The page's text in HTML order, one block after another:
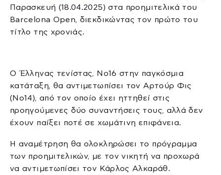
Παρασκευή (18.04.2025) στα προημιτελικά του
Barcelona Open, διεκδικώντας τον πρώτο του
τίτλο της χρονιάς.
Ο Έλληνας τενίστας, Νο16 στην παγκόσμια
κατάταξη, θα αντιμετωπίσει τον Αρτούρ Φις
(Νο14), από τον οποίο έχει ηττηθεί στις
προηγούμενες δύο συναντήσεις τους, αλλά δεν
έχουν παίξει ποτέ σε χωμάτινη επιφάνεια.
Η αναμέτρηση θα ολοκληρώσει το πρόγραμμα
των προημιτελικών, με τον νικητή να προχωρά
να αντιμετωπίσει τον Κάρλος Αλκαράθ.